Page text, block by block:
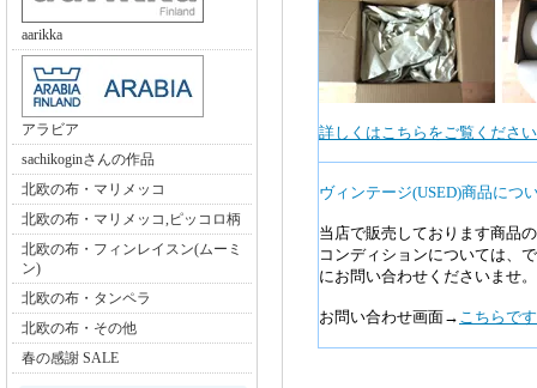
aarikka
アラビア
sachikoginさんの作品
北欧の布・マリメッコ
北欧の布・マリメッコ,ピッコロ柄
北欧の布・フィンレイスン(ムーミ
ン)
北欧の布・タンペラ
北欧の布・その他
春の感謝 SALE
詳しくはこちらをご覧くださ
ヴィンテージ(USED)商品につ
当店で販売しております商品
コンディションについては、
にお問い合わせくださいませ。
お問い合わせ画面→ こちらです